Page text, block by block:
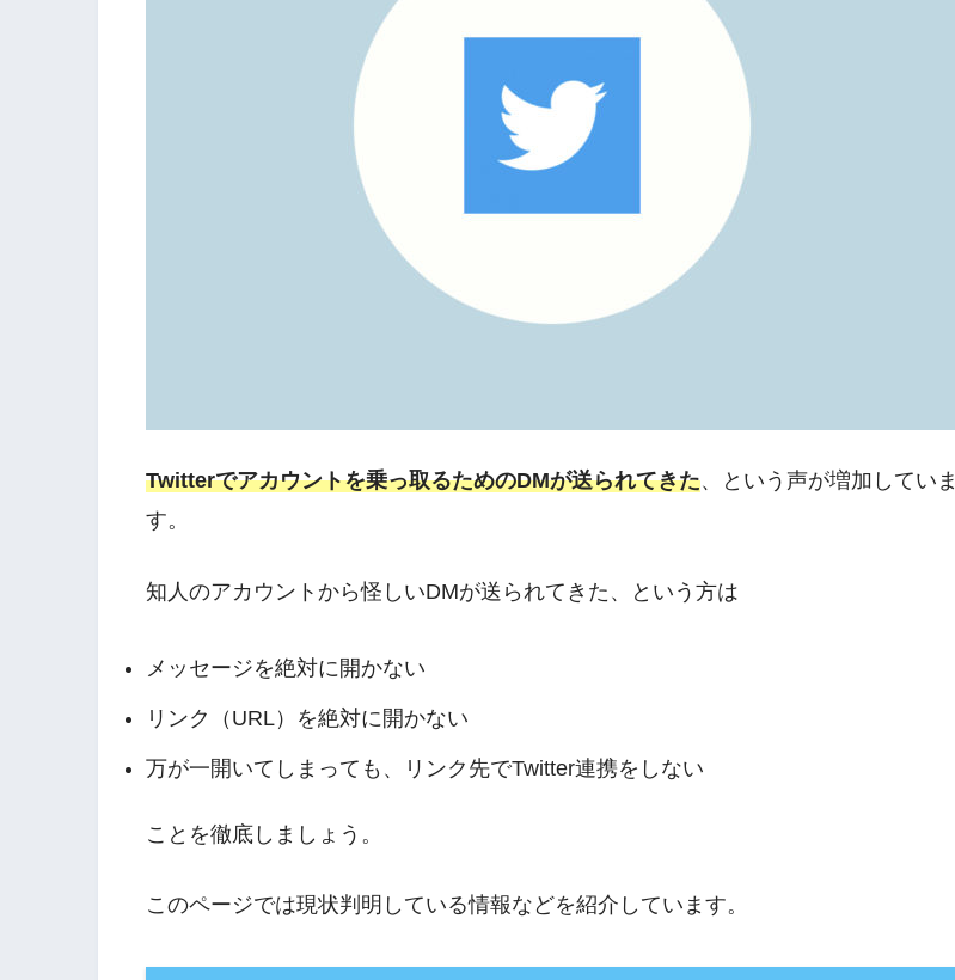
Twitterでアカウントを乗っ取るためのDMが送られてきた、という声が増加していま
す。
知人のアカウントから怪しいDMが送られてきた、という方は
メッセージを絶対に開かない
リンク（URL）を絶対に開かない
万が一開いてしまっても、リンク先でTwitter連携をしない
ことを徹底しましょう。
このページでは現状判明している情報などを紹介しています。